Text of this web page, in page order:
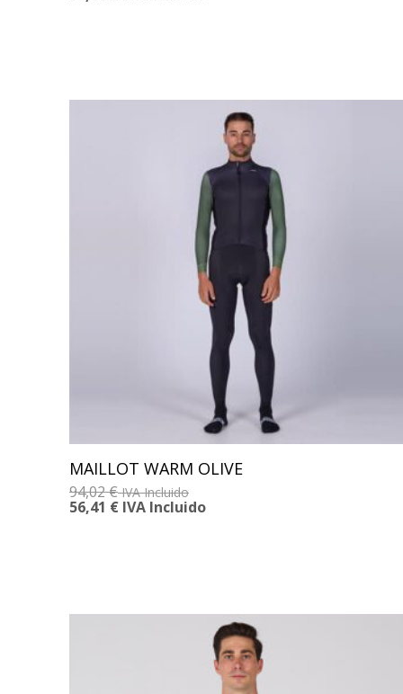
MAILLOT WARM OLIVE
94,02€ IVA Incluido
56,41 € IVA Incluido